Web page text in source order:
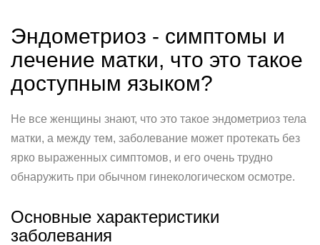
Эндометриоз - симптомы и
лечение матки, что это такое
доступным языком?
Не все женщины знают, что это такое эндометриоз тела
матки, а между тем, заболевание может протекать без
ярко выраженных симптомов, и его очень трудно
обнаружить при обычном гинекологическом осмотре.
Основные характеристики
заболевания